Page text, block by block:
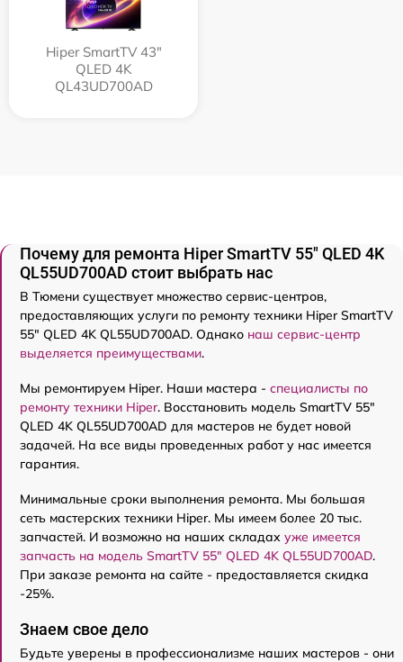
Hiper SmartTV 43"
QLED 4K
QL43UD700AD
Почему для ремонта Hiper SmartTV 55" QLED 4K
QL55UD700AD стоит выбрать нас
В Тюмени существует множество сервис-центров,
предоставляющих услуги по ремонту техники Hiper SmartTV
55" QLED 4K QL55UD700AD. Однако наш сервис-центр
выделяется преимуществами.
Мы ремонтируем Hiper. Наши мастера - специалисты по
ремонту техники Hiper. Восстановить модель SmartTV 55"
QLED 4K QL55UD700AD для мастеров не будет новой
задачей. На все виды проведенных работ у нас имеется
гарантия.
Минимальные сроки выполнения ремонта. Мы большая
сеть мастерских техники Hiper. Мы имеем более 20 тыс.
запчастей. И возможно на наших складах уже имеется
запчасть на модель SmartTV 55" QLED 4K QL55UD700AD.
При заказе ремонта на сайте - предоставляется скидка
-25%.
Знаем свое дело
Будьте уверены в профессионализме наших мастеров - они